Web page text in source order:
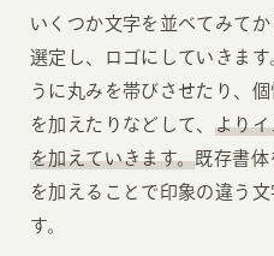
いくつか文字を並べてみて
選定し、ロゴにしていきま
うに丸みを帯びさせたり、
を加えたりなどして、 より
を加えていきます。既存書
を加えることで印象の違う
す。